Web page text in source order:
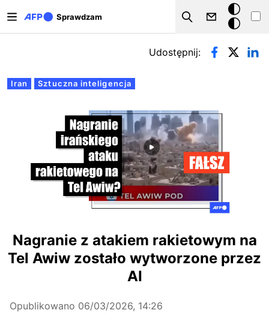
Sprawdzam
Szukaj
Tryb
ciemny
Zakładki podstawowe
Iran Sztuczna inteligencja
Udostępnij:
Nagranie z atakiem rakietowym na
Tel Awiw zostało wytworzone przez
AI
Opublikowano 06/03/2026, 14:26